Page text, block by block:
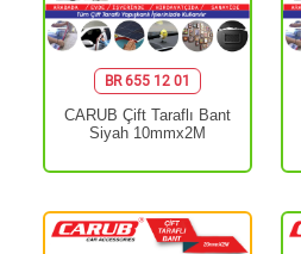
BR 655 12 01
CARUB Çift Taraflı Bant
Siyah 10mmx2M